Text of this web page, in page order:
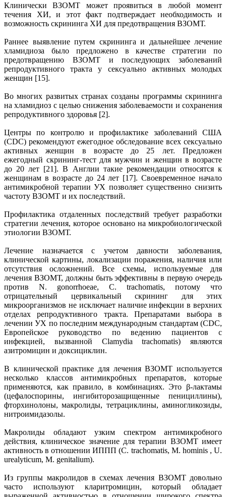
Клинически ВЗОМТ может проявиться в любой момент
течения ХИ, и этот факт подтверждает необходимость и
возможность скрининга ХИ для предотвращения ВЗОМТ.
Раннее выявление путем скрининга и дальнейшее лечение
хламидиоза было предложено в качестве стратегии по
предотвращению ВЗОМТ и последующих заболеваний
репродуктивного тракта у сексуально активных молодых
женщин [15].
Во многих развитых странах созданы программы скрининга
на хламидиоз с целью снижения заболеваемости и сохранения
репродуктивного здоровья [2].
Центры по контролю и профилактике заболеваний США
(CDC) рекомендуют ежегодное обследование всех сексуально
активных женщин в возрасте до 25 лет. Предложен
ежегодный скрининг-тест для мужчин и женщин в возрасте
до 20 лет [21]. В Англии такие рекомендации относятся к
женщинам в возрасте до 24 лет [17]. Своевременное начало
антимикробной терапии УХ позволяет существенно снизить
частоту ВЗОМТ и их последствий.
Профилактика отдаленных последствий требует разработки
стратегии лечения, которое основано на микробиологической
этиологии ВЗОМТ.
Лечение назначается с учетом давности заболевания,
клинической картины, локализации поражения, наличия или
отсутствия осложнений. Все схемы, используемые для
лечения ВЗОМТ, должны быть эффективны в первую очередь
против N. gonorrhoeae, C. trachomatis, потому что
отрицательный цервикальный скрининг для этих
микроорганизмов не исключает наличие инфекции в верхних
отделах репродуктивного тракта. Препаратами выбора в
лечении УХ по последним международным стандартам (CDC,
Европейское руководство по ведению пациентов с
инфекцией, вызванной Clamydia trachomatis) являются
азитромицин и доксициклин.
В клинической практике для лечения ВЗОМТ используется
несколько классов антимикробных препаратов, которые
применяются, как правило, в комбинациях. Это β-лактамы
(цефалоспорины, ингибиторозащищенные пенициллины),
фторхинолоны, макролиды, тетрациклины, аминогликозиды,
нитроимидазолы.
Макролиды обладают узким спектром антимикробного
действия, клиническое значение для терапии ВЗОМТ имеет
активность в отношении ИППП (C. trachomatis, М. hominis , U.
urealyticum, M. genitalium).
Из группы макролидов в схемах лечения ВЗОМТ довольно
часто используют кларитромицин, который обладает